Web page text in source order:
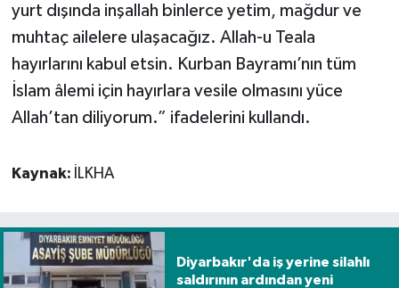
yurt dışında inşallah binlerce yetim, mağdur ve
muhtaç ailelere ulaşacağız. Allah-u Teala
hayırlarını kabul etsin. Kurban Bayramı’nın tüm
İslam âlemi için hayırlara vesile olmasını yüce
Allah’tan diliyorum.” ifadelerini kullandı.
Kaynak: İLKHA
Diyarbakır'da iş yerine silahlı
saldırının ardından yeni